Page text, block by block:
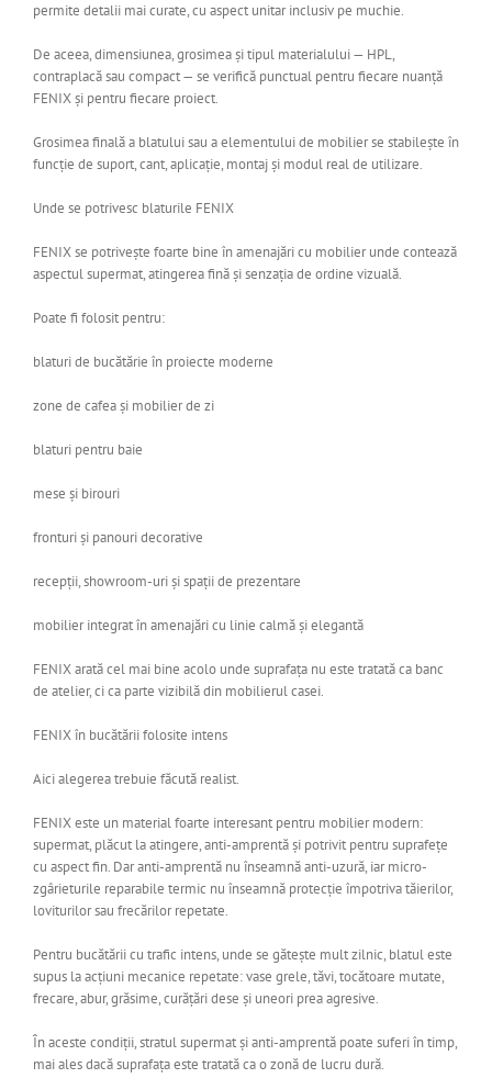
permite detalii mai curate, cu aspect unitar inclusiv pe muchie.
De aceea, dimensiunea, grosimea și tipul materialului — HPL,
contraplacă sau compact — se verifică punctual pentru fiecare nuanță
FENIX și pentru fiecare proiect.
Grosimea finală a blatului sau a elementului de mobilier se stabilește în
funcție de suport, cant, aplicație, montaj și modul real de utilizare.
Unde se potrivesc blaturile FENIX
FENIX se potrivește foarte bine în amenajări cu mobilier unde contează
aspectul supermat, atingerea fină și senzația de ordine vizuală.
Poate fi folosit pentru:
blaturi de bucătărie în proiecte moderne
zone de cafea și mobilier de zi
blaturi pentru baie
mese și birouri
fronturi și panouri decorative
recepții, showroom-uri și spații de prezentare
mobilier integrat în amenajări cu linie calmă și elegantă
FENIX arată cel mai bine acolo unde suprafața nu este tratată ca banc
de atelier, ci ca parte vizibilă din mobilierul casei.
FENIX în bucătării folosite intens
Aici alegerea trebuie făcută realist.
FENIX este un material foarte interesant pentru mobilier modern:
supermat, plăcut la atingere, anti-amprentă și potrivit pentru suprafețe
cu aspect fin. Dar anti-amprentă nu înseamnă anti-uzură, iar micro-
zgârieturile reparabile termic nu înseamnă protecție împotriva tăierilor,
loviturilor sau frecărilor repetate.
Pentru bucătării cu trafic intens, unde se gătește mult zilnic, blatul este
supus la acțiuni mecanice repetate: vase grele, tăvi, tocătoare mutate,
frecare, abur, grăsime, curățări dese și uneori prea agresive.
În aceste condiții, stratul supermat și anti-amprentă poate suferi în timp,
mai ales dacă suprafața este tratată ca o zonă de lucru dură.